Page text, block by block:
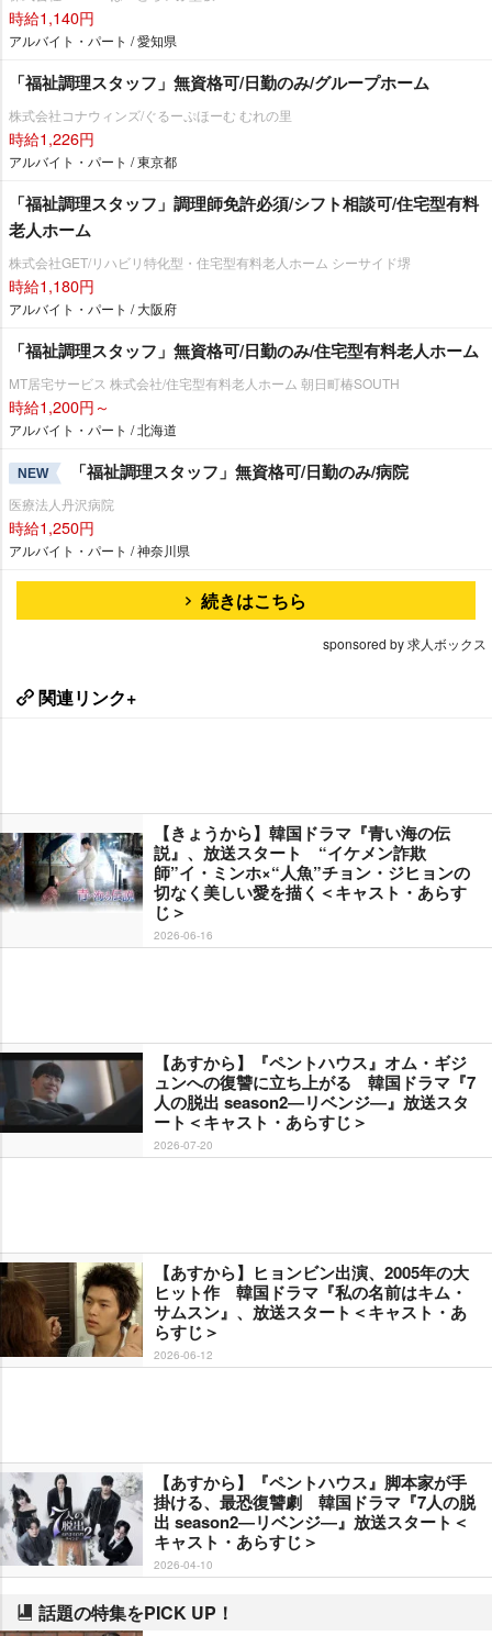
時給1,140円
アルバイト・パート / 愛知県
「福祉調理スタッフ」無資格可/日勤のみ/グループホーム
株式会社コナウィンズ/ぐるーぷほーむ むれの里
時給1,226円
アルバイト・パート / 東京都
「福祉調理スタッフ」調理師免許必須/シフト相談可/住宅型有料
老人ホーム
株式会社GET/リハビリ特化型・住宅型有料老人ホーム シーサイド堺
時給1,180円
アルバイト・パート / 大阪府
「福祉調理スタッフ」無資格可/日勤のみ/住宅型有料老人ホーム
MT居宅サービス 株式会社/住宅型有料老人ホーム 朝日町椿SOUTH
時給1,200円～
アルバイト・パート / 北海道
NEW 「福祉調理スタッフ」無資格可/日勤のみ/病院
医療法人丹沢病院
時給1,250円
アルバイト・パート / 神奈川県
続きはこちら
sponsored by 求人ボックス
関連リンク+
【きょうから】韓国ドラマ『青い海の伝
説』、放送スタート “イケメン詐欺
師”イ・ミンホ×“人魚”チョン・ジヒョンの
切なく美しい愛を描く＜キャスト・あらす
じ＞
2026-06-16
【あすから】『ペントハウス』オム・ギジ
ュンへの復讐に立ち上がる 韓国ドラマ『7
人の脱出 season2―リベンジ―』放送スタ
ート＜キャスト・あらすじ＞
2026-07-20
【あすから】ヒョンビン出演、2005年の大
ヒット作 韓国ドラマ『私の名前はキム・
サムスン』、放送スタート＜キャスト・あ
らすじ＞
2026-06-12
【あすから】『ペントハウス』脚本家が手
掛ける、最恐復讐劇 韓国ドラマ『7人の脱
出 season2―リベンジ―』放送スタート＜
キャスト・あらすじ＞
2026-04-10
話題の特集をPICK UP！